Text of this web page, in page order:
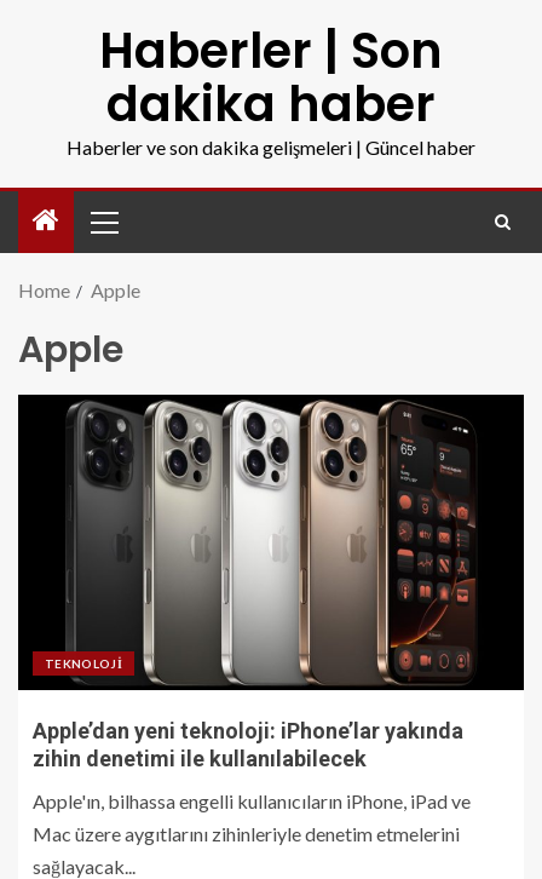
Haberler | Son
dakika haber
Haberler ve son dakika gelişmeleri | Güncel haber
Home Apple
Apple
TEKNOLOJI
Apple’dan yeni teknoloji: iPhone’lar yakında
zihin denetimi ile kullanılabilecek
Apple'ın, bilhassa engelli kullanıcıların iPhone, iPad ve
Mac üzere aygıtlarını zihinleriyle denetim etmelerini
sağlayacak...